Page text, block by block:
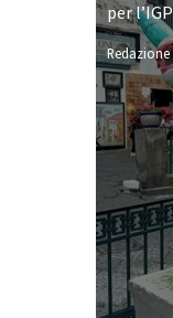
per l’IGP